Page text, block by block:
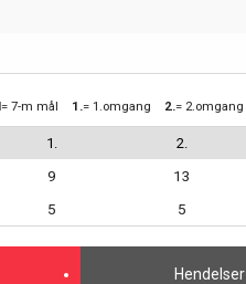
1. 2.
= 7-m mål 1.= 1.omgang 2.= 2.omgang
9 13
5 5
Hendelser